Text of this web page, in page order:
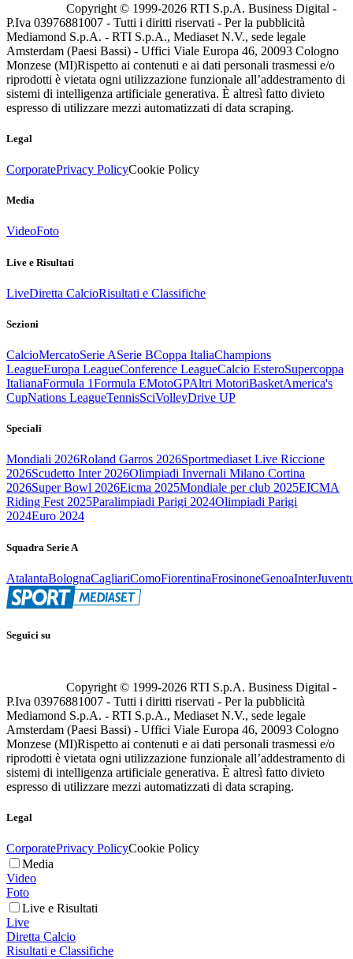
Copyright © 1999-2026 RTI S.p.A. Business Digital -
P.Iva 03976881007 - Tutti i diritti riservati - Per la pubblicità
Mediamond S.p.A. - RTI S.p.A., Mediaset N.V., sede legale
Amsterdam (Paesi Bassi) - Uffici Viale Europa 46, 20093 Cologno
Monzese (MI)Rispetto ai contenuti e ai dati personali trasmessi e/o
riprodotti è vietata ogni utilizzazione funzionale all’addestramento di
sistemi di intelligenza artificiale generativa. È altresì fatto divieto
espresso di utilizzare mezzi automatizzati di data scraping.
Legal
CorporatePrivacy PolicyCookie Policy
Media
VideoFoto
Live e Risultati
LiveDiretta CalcioRisultati e Classifiche
Sezioni
CalcioMercatoSerie ASerie BCoppa ItaliaChampions
LeagueEuropa LeagueConference LeagueCalcio EsteroSupercoppa
ItalianaFormula 1Formula EMotoGPAltri MotoriBasketAmerica's
CupNations LeagueTennisSciVolleyDrive UP
Speciali
Mondiali 2026Roland Garros 2026Sportmediaset Live Riccione
2026Scudetto Inter 2026Olimpiadi Invernali Milano Cortina
2026Super Bowl 2026Eicma 2025Mondiale per club 2025EICMA
Riding Fest 2025Paralimpiadi Parigi 2024Olimpiadi Parigi
2024Euro 2024
Squadra Serie A
AtalantaBolognaCagliariComoFiorentinaFrosinoneGenoaInter
Seguici su
Copyright © 1999-2026 RTI S.p.A. Business Digital -
P.Iva 03976881007 - Tutti i diritti riservati - Per la pubblicità
Mediamond S.p.A. - RTI S.p.A., Mediaset N.V., sede legale
Amsterdam (Paesi Bassi) - Uffici Viale Europa 46, 20093 Cologno
Monzese (MI)Rispetto ai contenuti e ai dati personali trasmessi e/o
riprodotti è vietata ogni utilizzazione funzionale all’addestramento di
sistemi di intelligenza artificiale generativa. È altresì fatto divieto
espresso di utilizzare mezzi automatizzati di data scraping.
Legal
CorporatePrivacy PolicyCookie Policy
Media
Video
Foto
Live e Risultati
Live
Diretta Calcio
Risultati e Classifiche